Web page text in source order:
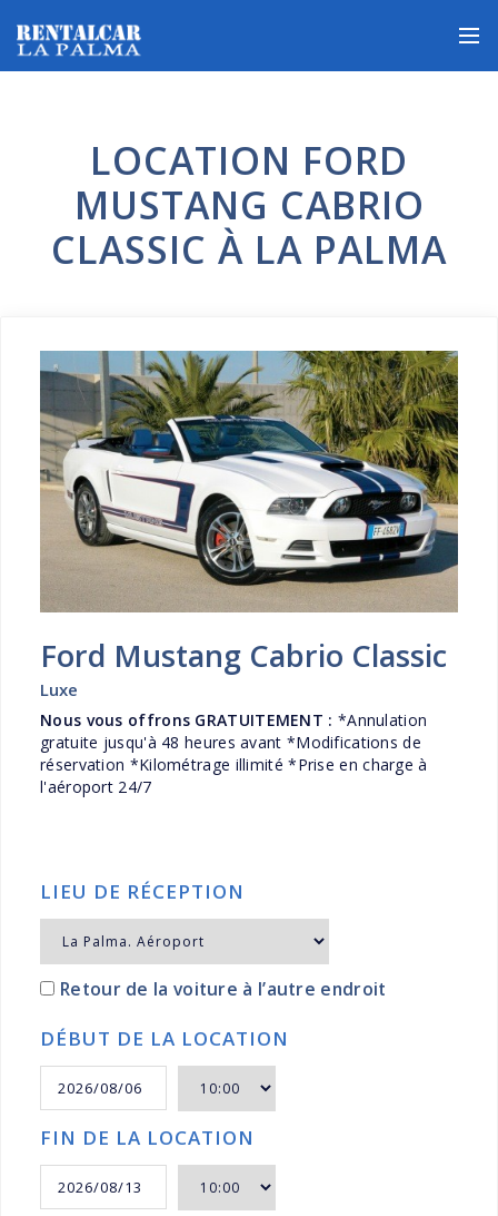
LOCATION FORD
MUSTANG CABRIO
CLASSIC À LA PALMA
Ford Mustang Cabrio Classic
Luxe
Nous vous offrons GRATUITEMENT : *Annulation
gratuite jusqu'à 48 heures avant *Modifications de
réservation *Kilométrage illimité *Prise en charge à
l'aéroport 24/7
LIEU DE RÉCEPTION
Retour de la voiture à l’autre endroit
DÉBUT DE LA LOCATION
FIN DE LA LOCATION